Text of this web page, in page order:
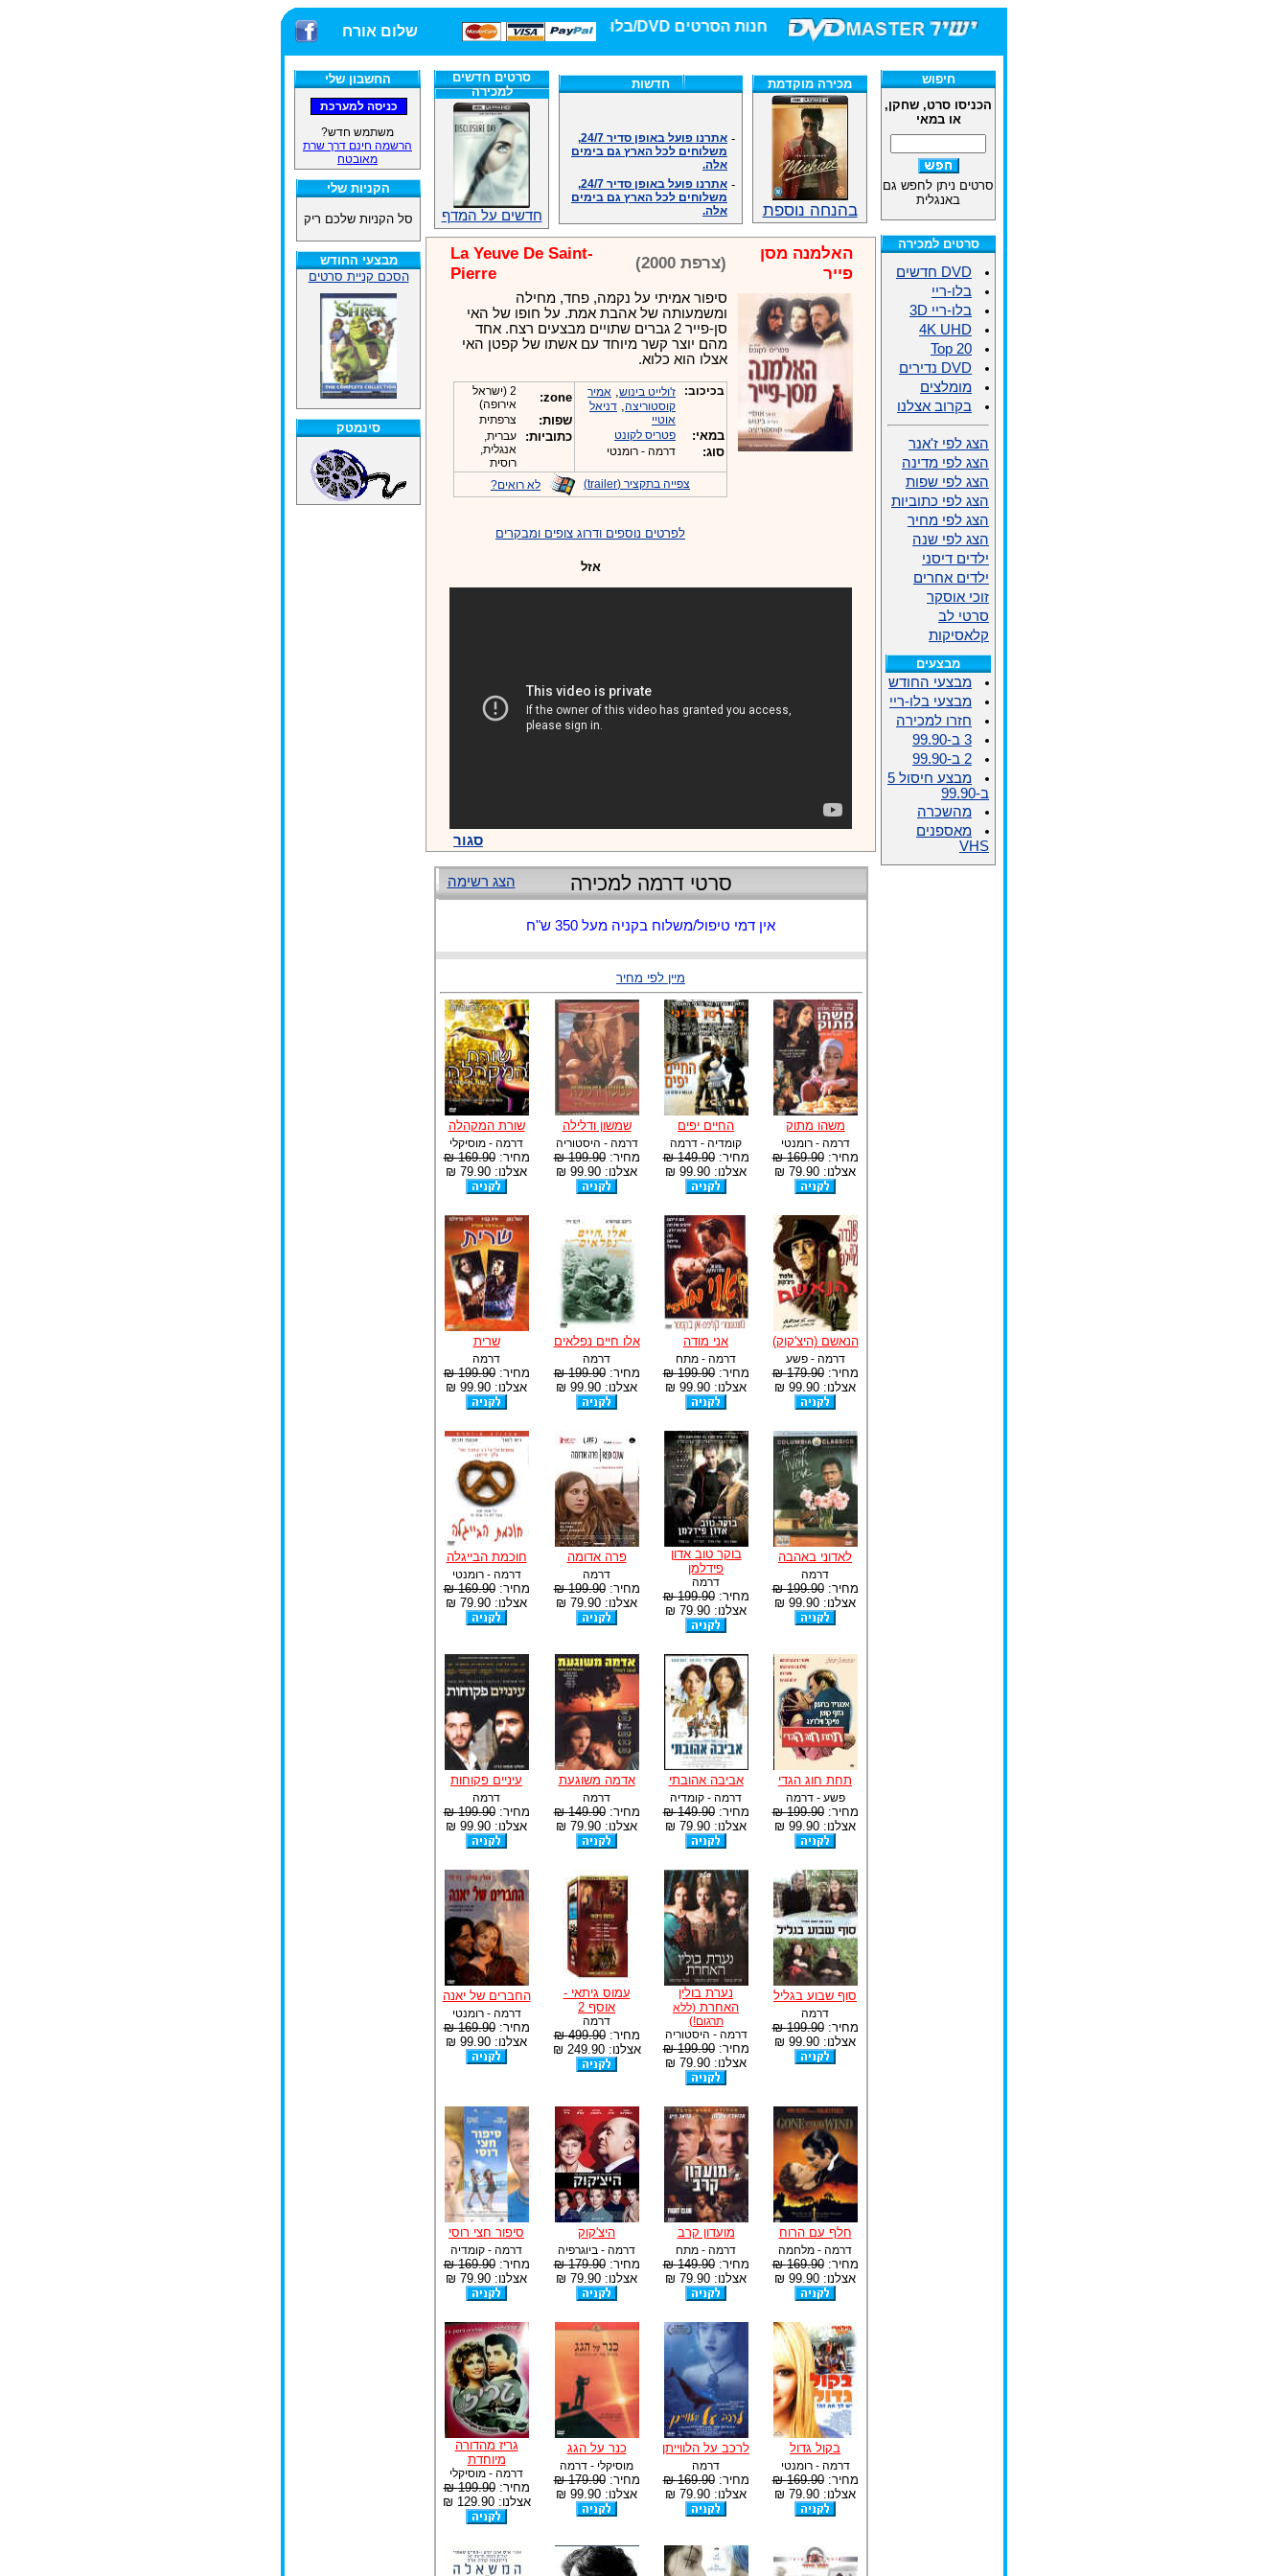
חנות הסרטים DVD/בלו-ריי/3D הגדולה ביותר! שלום אורח
החשבון שלי
משתמש חדש?
הרשמה חינם דרך שרת
מאובטח
הקניות שלי
סל הקניות שלכם ריק
מבצעי החודש
הסכם קניית סרטים
סינמטק
מכירה מוקדמת
בהנחה נוספת
חדשות
משלוחים לכל הארץ גם בימים
אלה.
משלוחים לכל הארץ גם בימים
אלה.
אנחנו כאן לכול שאלה וזמינים
במענה הטלפוני שלנו.ובמייל
.האתר לרשותכם פעיל 24/7
מענה טלפוני: 09-7652392
זמינים במייל ובטלפון. האתר
לרשותכם פעיל 24/7
צוות דיוידי מאסטר ישיר.
אנחנו כאן לכול שאלה וזמינים
במענה הטלפוני שלנו.ובמייל
.האתר לרשותכם 24/7
מענה טלפוני: 09-7652392
צוות דיוידי מאסטר ישיר.
סרטים חדשים
למכירה
חדשים על המדף
האלמנה מסן
פייר
(צרפת 2000)
La Yeuve De Saint-
Pierre
סיפור אמיתי על נקמה, פחד, מחילה
ומשמעותה של אהבת אמת. על חופו של האי
סן-פייר 2 גברים שתויים מבצעים רצח. אחד
מהם יוצר קשר מיוחד עם אשתו של קפטן האי
אצלו הוא כלוא.
בכיכוב: ז'ולייט בינוש, אמיר
קוסטוריצה, דניאל
אוטיי
במאי: פטריס לקונט
סוג: דרמה - רומנטי
zone:
2 (ישראל
אירופה)
שפות: צרפתית
כתוביות:
עברית,
אנגלית,
רוסית
צפייה בתקציר (trailer)
לא רואים?
לפרטים נוספים ודרוג צופים ומבקרים
אזל
סגור
הצג רשימה סרטי דרמה למכירה
אין דמי טיפול/משלוח בקניה מעל 350 ש"ח
מיין לפי מחיר
משהו מתוק
דרמה - רומנטי
מחיר:169.90 ₪
אצלנו: 79.90 ₪
החיים יפים
קומדיה - דרמה
מחיר:149.90 ₪
אצלנו: 99.90 ₪
שמשון ודלילה
דרמה - היסטוריה
מחיר:199.90 ₪
אצלנו: 99.90 ₪
שורת המקהלה
דרמה - מוסיקלי
מחיר:169.90 ₪
אצלנו: 79.90 ₪
הנאשם (היצ'קוק)
דרמה - פשע
מחיר:179.90 ₪
אצלנו: 99.90 ₪
אני מודה
דרמה - מתח
מחיר:199.90 ₪
אצלנו: 99.90 ₪
אלו חיים נפלאים
דרמה
מחיר:199.90 ₪
אצלנו: 99.90 ₪
שרית
דרמה
מחיר:199.90 ₪
אצלנו: 99.90 ₪
לאדוני באהבה
דרמה
מחיר:199.90 ₪
אצלנו: 99.90 ₪
בוקר טוב אדון
פידלמן
דרמה
מחיר:199.90 ₪
אצלנו: 79.90 ₪
פרה אדומה
דרמה
מחיר:199.90 ₪
אצלנו: 79.90 ₪
חוכמת הבייגלה
דרמה - רומנטי
מחיר:169.90 ₪
אצלנו: 79.90 ₪
תחת חוג הגדי
פשע - דרמה
מחיר:199.90 ₪
אצלנו: 99.90 ₪
אביבה אהובתי
דרמה - קומדיה
מחיר:149.90 ₪
אצלנו: 79.90 ₪
אדמה משוגעת
דרמה
מחיר:149.90 ₪
אצלנו: 79.90 ₪
עיניים פקוחות
דרמה
מחיר:199.90 ₪
אצלנו: 99.90 ₪
סוף שבוע בגליל
דרמה
מחיר:199.90 ₪
אצלנו: 99.90 ₪
נערת בולין
האחרת (ללא
תרגום!)
דרמה - היסטוריה
מחיר:199.90 ₪
אצלנו: 79.90 ₪
עמוס גיתאי -
אוסף 2
דרמה
מחיר:499.90 ₪
אצלנו: 249.90 ₪
החברים של יאנה
דרמה - רומנטי
מחיר:169.90 ₪
אצלנו: 99.90 ₪
חלף עם הרוח
דרמה - מלחמה
מחיר:169.90 ₪
אצלנו: 99.90 ₪
מועדון קרב
דרמה - מתח
מחיר:149.90 ₪
אצלנו: 79.90 ₪
היצ'קוק
דרמה - ביוגרפיה
מחיר:179.90 ₪
אצלנו: 79.90 ₪
סיפור חצי רוסי
דרמה - קומדיה
מחיר:169.90 ₪
אצלנו: 79.90 ₪
בקול גדול
דרמה - רומנטי
מחיר:169.90 ₪
אצלנו: 79.90 ₪
לרכב על הלווייתן
דרמה
מחיר:169.90 ₪
אצלנו: 79.90 ₪
כנר על הגג
מוסיקלי - דרמה
מחיר:179.90 ₪
אצלנו: 99.90 ₪
גריז מהדורה
מיוחדת
דרמה - מוסיקלי
מחיר:199.90 ₪
אצלנו: 129.90 ₪
חיפוש
הכניסו סרט, שחקן,
או במאי
סרטים ניתן לחפש גם
באנגלית
סרטים למכירה
DVD חדשים
בלו-ריי
בלו-ריי 3D
4K UHD
Top 20
DVD נדירים
מומלצים
בקרוב אצלנו
הצג לפי ז'אנר
הצג לפי מדינה
הצג לפי שפות
הצג לפי כתוביות
הצג לפי מחיר
הצג לפי שנה
ילדים דיסני
ילדים אחרים
זוכי אוסקר
סרטי לב
קלאסיקות
מבצעים
מבצעי החודש
מבצעי בלו-ריי
חזרו למכירה
3 ב-99.90
2 ב-99.90
מבצע חיסול 5
ב-99.90
מהשכרה
מאספנים
VHS